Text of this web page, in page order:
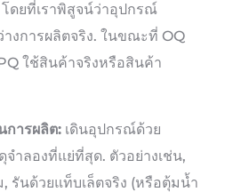
โดยที่เราพิสูจน์ว่าอุปกรณ์
งการผลิตจริง. ในขณะที่ OQ
ใช้สินค้าจริงหรือสินค้า
การผลิต: เดินอุปกรณ์ด้วย
ำลองที่แย่ที่สุด. ตัวอย่างเช่น,
รันด้วยแท็บเล็ตจริง (หรือตุ้มน้ำ